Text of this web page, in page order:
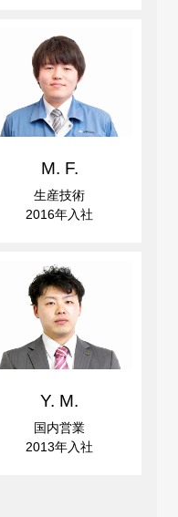
M. F.
生産技術
2016年入社
Y. M.
国内営業
2013年入社